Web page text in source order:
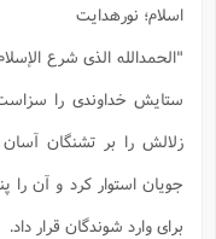
اسلام؛ نورهدايت
"الحمدالله الذى شرع
ستايش خداوندى را
زلالش را بر تشنگان آسان
جويان استوار كرد و آن را
براى وارد شوندگان قرار داد.